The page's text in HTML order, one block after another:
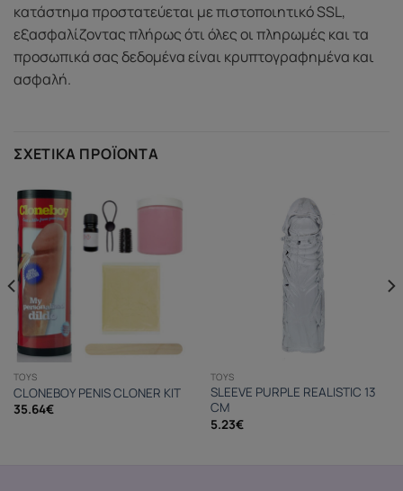
κατάστημα προστατεύεται με πιστοποιητικό SSL,
εξασφαλίζοντας πλήρως ότι όλες οι πληρωμές και τα
προσωπικά σας δεδομένα είναι κρυπτογραφημένα και
ασφαλή.
ΣΧΕΤΙΚΆ ΠΡΟΪΌΝΤΑ
TOYS
CLONEBOY PENIS CLONER KIT
35.64€
TOYS
SLEEVE PURPLE REALISTIC 13
CM
5.23€